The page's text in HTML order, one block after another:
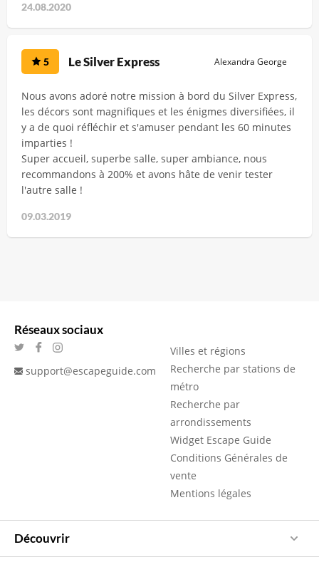
24.08.2020
5 Le Silver Express Alexandra George
Nous avons adoré notre mission à bord du Silver Express,
les décors sont magnifiques et les énigmes diversifiées, il
y a de quoi réfléchir et s'amuser pendant les 60 minutes
imparties !
Super accueil, superbe salle, super ambiance, nous
recommandons à 200% et avons hâte de venir tester
l'autre salle !
09.03.2019
Réseaux sociaux
support@escapeguide.com
Villes et régions
Recherche par stations de
métro
Recherche par
arrondissements
Widget Escape Guide
Conditions Générales de
vente
Mentions légales
Découvrir